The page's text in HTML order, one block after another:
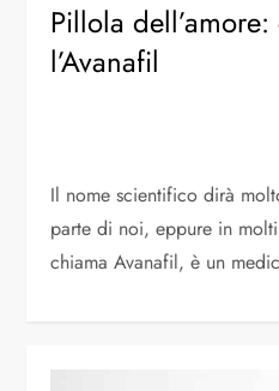
Pillola dell’amore:
l’Avanafil
Il nome scientifico dirà
parte di noi, eppure in
chiama Avanafil, è un